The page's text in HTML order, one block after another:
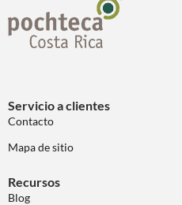
Servicio a clientes
Contacto
Mapa de sitio
Recursos
Blog